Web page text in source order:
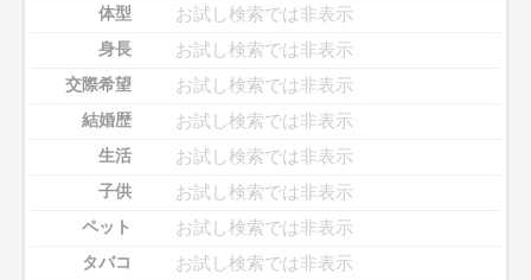
体型 お試し検索では非表示
身長 お試し検索では非表示
交際希望 お試し検索では非表示
結婚歴 お試し検索では非表示
生活 お試し検索では非表示
子供 お試し検索では非表示
ペット お試し検索では非表示
タバコ お試し検索では非表示